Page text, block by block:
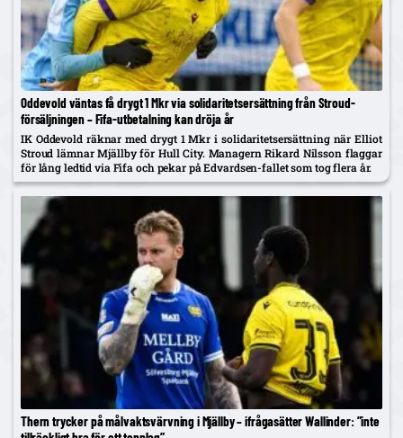
Oddevold väntas få drygt 1 Mkr via solidaritetsersättning från Stroud-
försäljningen – Fifa-utbetalning kan dröja år
IK Oddevold räknar med drygt 1 Mkr i solidaritetsersättning när Elliot
Stroud lämnar Mjällby för Hull City. Managern Rikard Nilsson flaggar
för lång ledtid via Fifa och pekar på Edvardsen-fallet som tog flera år.
Thern trycker på målvaktsvärvning i Mjällby – ifrågasätter Wallinder: ”inte